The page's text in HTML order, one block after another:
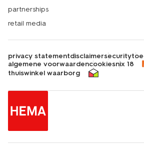
partnerships
retail media
privacy statementdisclaimersecurity
algemene voorwaardencookiesnix 18
thuiswinkel waarborg